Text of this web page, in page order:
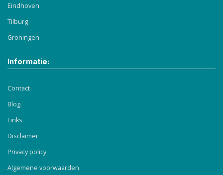
Eindhoven
Tilburg
Groningen
Informatie:
Contact
Blog
Links
Disclaimer
Privacy policy
Algemene voorwaarden